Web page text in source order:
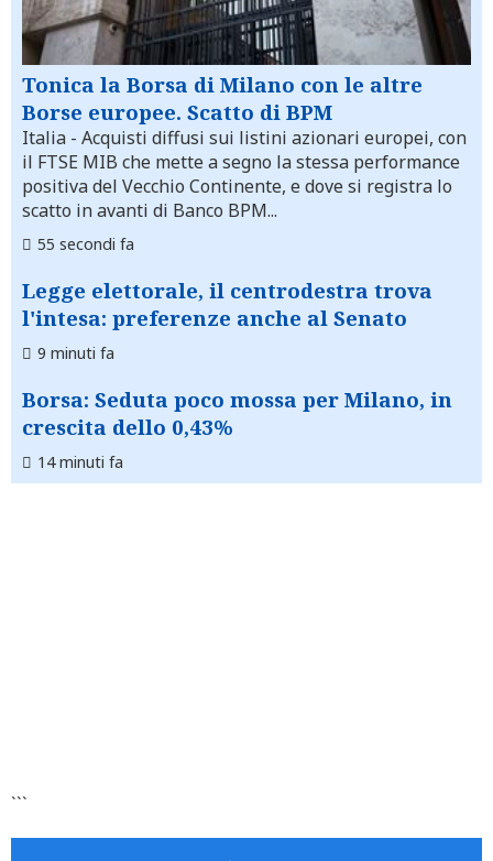
Tonica la Borsa di Milano con le altre
Borse europee. Scatto di BPM
Italia - Acquisti diffusi sui listini azionari europei, con
il FTSE MIB che mette a segno la stessa performance
positiva del Vecchio Continente, e dove si registra lo
scatto in avanti di Banco BPM...
55 secondi fa
Legge elettorale, il centrodestra trova
l'intesa: preferenze anche al Senato
9 minuti fa
Borsa: Seduta poco mossa per Milano, in
crescita dello 0,43%
14 minuti fa
```